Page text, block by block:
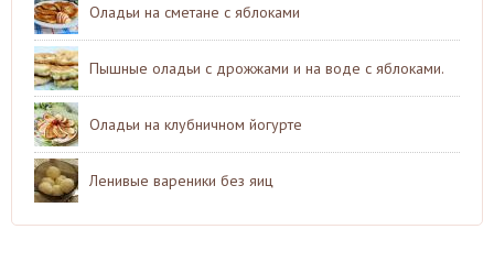
Оладьи на сметане с яблоками
Пышные оладьи с дрожжами и на воде с яблоками.
Оладьи на клубничном йогурте
Ленивые вареники без яиц